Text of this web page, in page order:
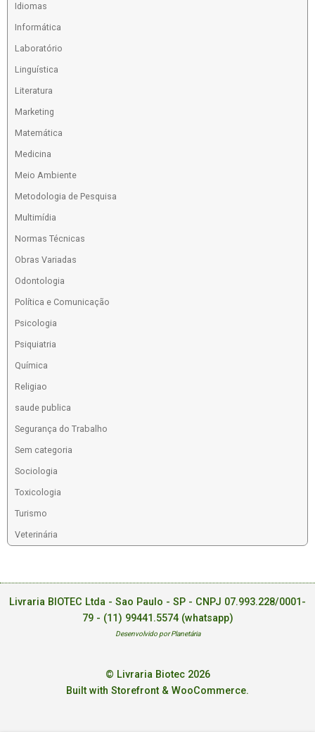
Idiomas
Informática
Laboratório
Linguística
Literatura
Marketing
Matemática
Medicina
Meio Ambiente
Metodologia de Pesquisa
Multimídia
Normas Técnicas
Obras Variadas
Odontologia
Política e Comunicação
Psicologia
Psiquiatria
Química
Religiao
saude publica
Segurança do Trabalho
Sem categoria
Sociologia
Toxicologia
Turismo
Veterinária
Livraria BIOTEC Ltda - Sao Paulo - SP - CNPJ 07.993.228/0001-
79 - (11) 99441.5574 (whatsapp)
Desenvolvido por Planetária
© Livraria Biotec 2026
Built with Storefront & WooCommerce.